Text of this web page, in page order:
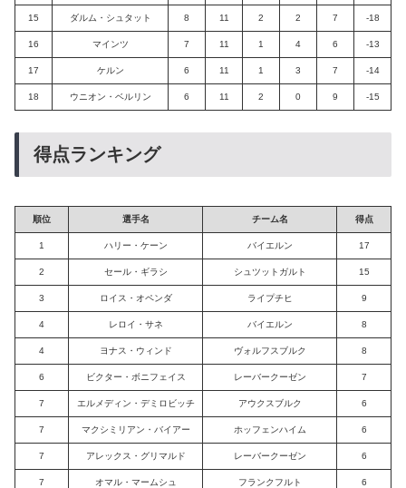
15 ダルム・シュタット 8 11 2 2 7 -18
16 マインツ 7 11 1 4 6 -13
17 ケルン 6 11 1 3 7 -14
18 ウニオン・ベルリン 6 11 2 0 9 -15
得点ランキング
順位 選手名 チーム名 得点
1 ハリー・ケーン バイエルン 17
2 セール・ギラシ シュツットガルト 15
3 ロイス・オペンダ ライプチヒ 9
4 レロイ・サネ バイエルン 8
4 ヨナス・ウィンド ヴォルフスブルク 8
6 ビクター・ボニフェイス レーバークーゼン 7
7 エルメディン・デミロビッチ アウクスブルク 6
7 マクシミリアン・バイアー ホッフェンハイム 6
7 アレックス・グリマルド レーバークーゼン 6
7 オマル・マームシュ フランクフルト 6